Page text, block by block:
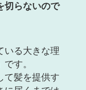
切らないので
いる大きな理
す。
て髪を提供す